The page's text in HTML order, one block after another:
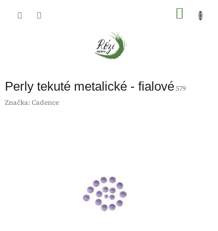
Perly tekuté metalické - fialové579
Značka: Cadence